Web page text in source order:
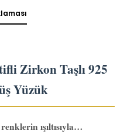
Zirkon Taşlı 925
Yüzük
ışıltısıyla…